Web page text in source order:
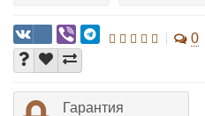
0
Гарантия